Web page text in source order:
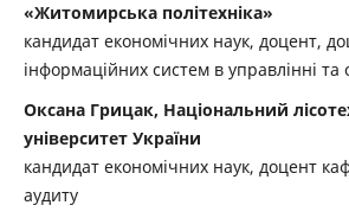
«Житомирська політехніка»
кандидат економічних наук, доцент,
інформаційних систем в управлінні та
Оксана Грицак, Національний
університет України
кандидат економічних наук, доцент
аудиту